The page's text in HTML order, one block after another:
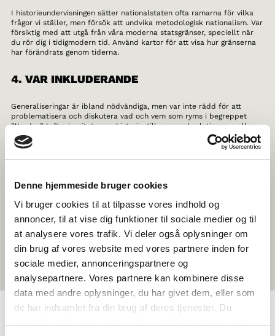
Denne hjemmeside bruger cookies
Vi bruger cookies til at tilpasse vores indhold og
annoncer, til at vise dig funktioner til sociale medier og til
at analysere vores trafik. Vi deler også oplysninger om
din brug af vores website med vores partnere inden for
sociale medier, annonceringspartnere og
analysepartnere. Vores partnere kan kombinere disse
data med andre oplysninger, du har givet dem, eller som
de har indsamlet fra din brug af deres tjenester. Du
I historieundervisningen sätter nationalstaten ofta ramarna för vilka
frågor vi ställer, men försök att undvika metodologisk nationalism. Var
försiktig med att utgå från våra moderna statsgränser, speciellt när
du rör dig i tidigmodern tid. Använd kartor för att visa hur gränserna
har förändrats genom tiderna.
4. VAR INKLUDERANDE
Generaliseringar är ibland nödvändiga, men var inte rädd för att
problematisera och diskutera vad och vem som ryms i begreppet
”Norden”. Lyft minoriteternas historia, till exempel relationen mellan
Grönland och Danmark, samernas rättigheter och identitet, och glöm
inte mindre kända grupper som tatarerna i Finland.
Om du känner dig riktigt inspirerad, varför inte planera en
specialkurs, studiebesök eller resa? Kanske en kurs i nordisk historia
eller en resa till Köpenhamn för att ta reda på vad Nordiska rådet
gör? Det är bara fantasin som sätter gränserna för vad temat eller
resmålet kan vara.